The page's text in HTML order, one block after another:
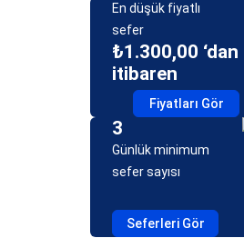
En düşük fiyatlı
sefer
₺1.300,00 ‘dan
itibaren
Fiyatları Gör
3
Günlük minimum
sefer sayısı
Seferleri Gör